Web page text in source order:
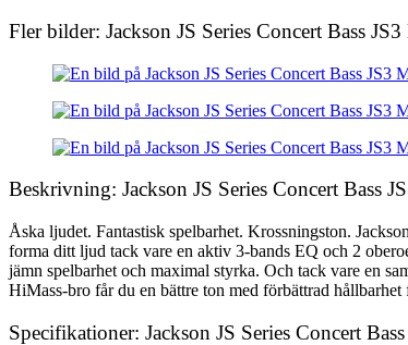
Fler bilder: Jackson JS Series Concert Bass
Beskrivning: Jackson JS Series Concert Bass
Åska ljudet. Fantastisk spelbarhet. Krossningston.
forma ditt ljud tack vare en aktiv 3-bands EQ och 2
jämn spelbarhet och maximal styrka. Och tack vare en
HiMass-bro får du en bättre ton med förbättrad
Specifikationer: Jackson JS Series Concert